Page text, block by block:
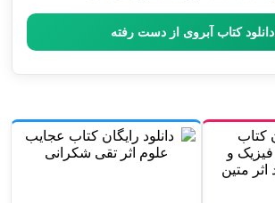
دانلود کتاب آبروی از دست رفته